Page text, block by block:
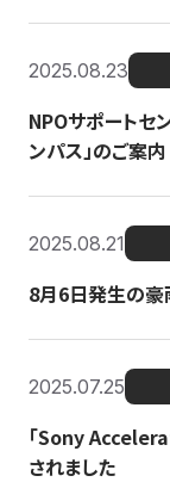
2025.08.23
NPOサポートセ
ンパス」のご案内
2025.08.21
8月6日発生の豪
2025.07.25
「Sony
されました